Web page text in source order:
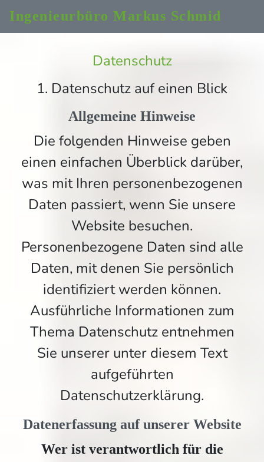
Ingenieurbüro Markus Schmid
Datenschutz
1. Datenschutz auf einen Blick
Allgemeine Hinweise
Die folgenden Hinweise geben
einen einfachen Überblick darüber,
was mit Ihren personenbezogenen
Daten passiert, wenn Sie unsere
Website besuchen.
Personenbezogene Daten sind alle
Daten, mit denen Sie persönlich
identifiziert werden können.
Ausführliche Informationen zum
Thema Datenschutz entnehmen
Sie unserer unter diesem Text
aufgeführten
Datenschutzerklärung.
Datenerfassung auf unserer Website
Wer ist verantwortlich für die